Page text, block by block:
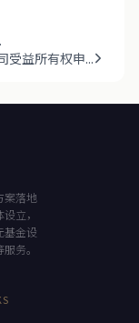
益所有权申...
案落地
立，
基金设
务。